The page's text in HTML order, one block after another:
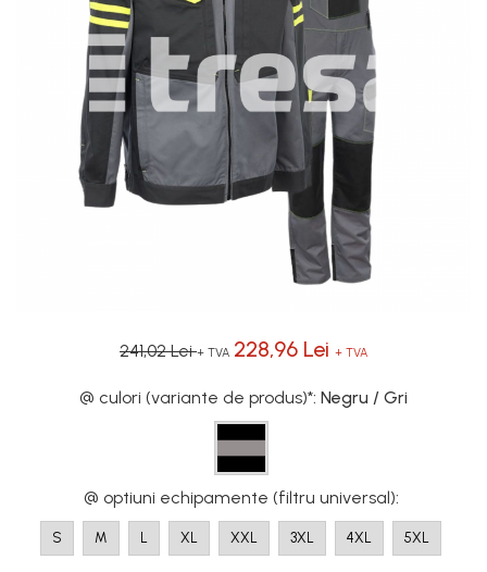
Îmbrăcăminte IMPERMEABILĂ
Costume | Combinezoane
Impermeabile
Pantaloni Impermeabili
Pelerine | Jachete Impermeabile
Imbracaminte
TERMOIZOLANTĂ
Jachete Termoizolante
Îmbrăcăminte
Jachete reflectorizante (HI-VIS)
Pantaloni si salopete reflectorizante
Costume reflectorizante (HI-VIS)
Combinezoane Reflectorizante (HI-
Veste reflectorizante (HI-VIS)
241,02 Lei+ TVA 228,96 Lei + TVA
@ culori (variante de produs)*: Negru / Gri
@ optiuni echipamente (filtru universal):
S M L XL XXL 3XL 4XL 5XL